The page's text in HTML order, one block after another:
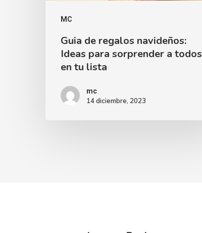
MC
Guia de regalos navideños:
Ideas para sorprender a todos
en tu lista
mc
14 diciembre, 2023